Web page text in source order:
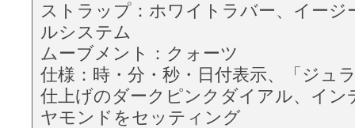
ストラップ：ホワイトラバー、イージ
ルシステム
ムーブメント：クォーツ
仕様：時・分・秒・日付表示、「ジュ
仕上げのダークピンクダイアル、イン
ヤモンドをセッティング